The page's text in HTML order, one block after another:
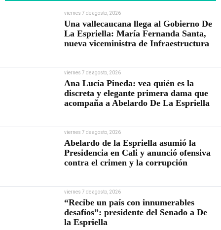
viernes 7 de agosto, 2026
Una vallecaucana llega al Gobierno De
La Espriella: María Fernanda Santa,
nueva viceministra de Infraestructura
viernes 7 de agosto, 2026
Ana Lucía Pineda: vea quién es la
discreta y elegante primera dama que
acompaña a Abelardo De La Espriella
viernes 7 de agosto, 2026
Abelardo de la Espriella asumió la
Presidencia en Cali y anunció ofensiva
contra el crimen y la corrupción
viernes 7 de agosto, 2026
“Recibe un país con innumerables
desafíos”: presidente del Senado a De
la Espriella